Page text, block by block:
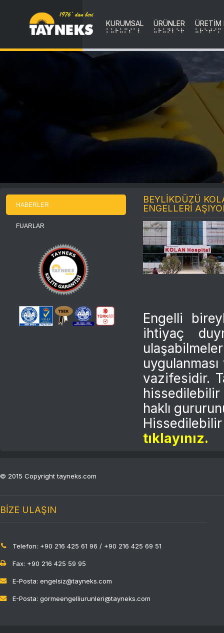
KURUMSAL
KURUMSAL
ÜRÜNLER
uRuNLER
ÜRETİM
uRETIM
HABERLER
FUARLAR
BEYLİKDÜZÜ
ENGELLERİ
Engelli
ihtiyaç
vazifesidir.
haklı
tıklayınız.
© 2015 Copyright tayneks.com
BİZE ULAŞIN
Telefon: +90 216 425 61 96 / +90 216 425 69 51
Fax: +90 216 425 59 95
E-Posta: engelsiz@tayneks.com
E-Posta: gormeengelliurunleri@tayneks.com